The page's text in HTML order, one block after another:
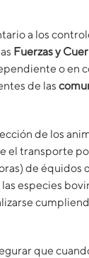
a los
Fuerzas y
o en
de las
de los
el transporte
de équidos
especies
que